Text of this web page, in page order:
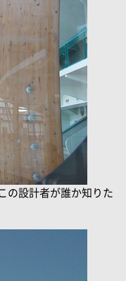
の設計者が誰か知りた